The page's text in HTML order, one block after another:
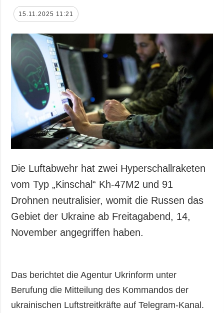
15.11.2025 11:21
Die Luftabwehr hat zwei Hyperschallraketen
vom Typ „Kinschal“ Kh-47M2 und 91
Drohnen neutralisier, womit die Russen das
Gebiet der Ukraine ab Freitagabend, 14,
November angegriffen haben.
Das berichtet die Agentur Ukrinform unter
Berufung die Mitteilung des Kommandos der
ukrainischen Luftstreitkräfte auf Telegram-Kanal.